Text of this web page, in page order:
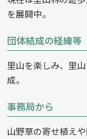
を展開中。
団体結成の経緯等
里山を楽しみ、里
成。
事務局から
山野草の寄せ植え